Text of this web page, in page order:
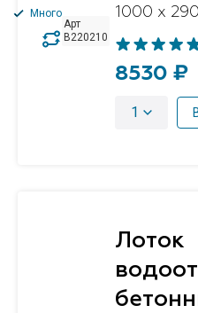
Арт
B220210
Много 1000 x
8530 ₽
1
Лоток